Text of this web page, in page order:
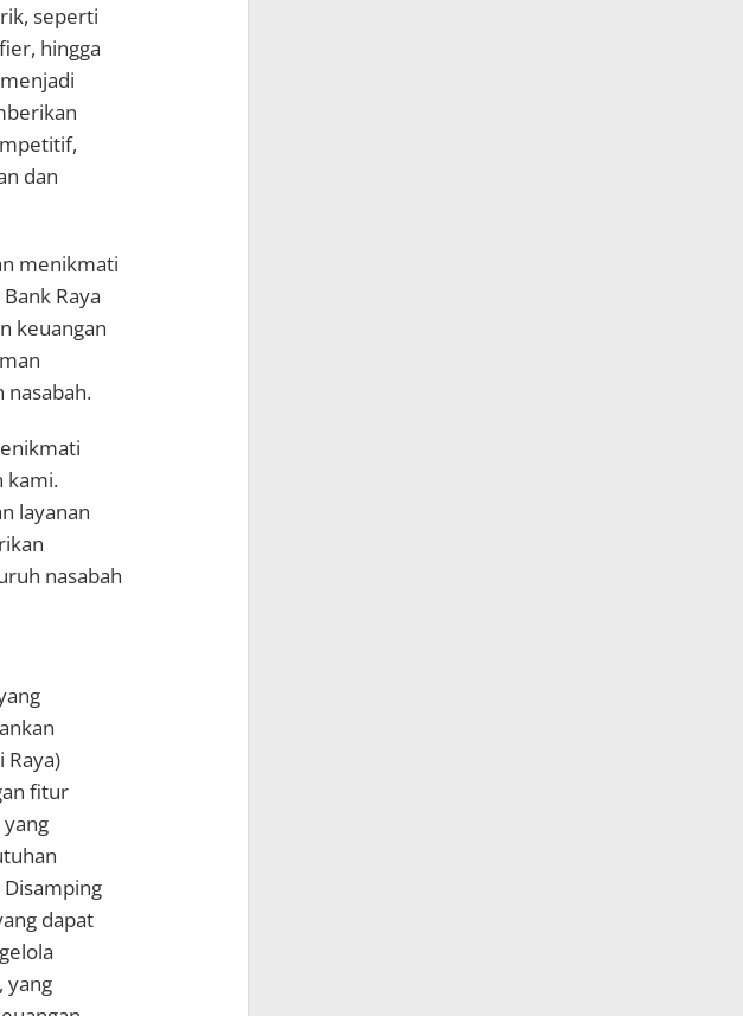
seperti
hingga
dan
menikmati
Raya
keuangan
nasabah.
kami.
layanan
nasabah
Raya)
fitur
dapat
yang